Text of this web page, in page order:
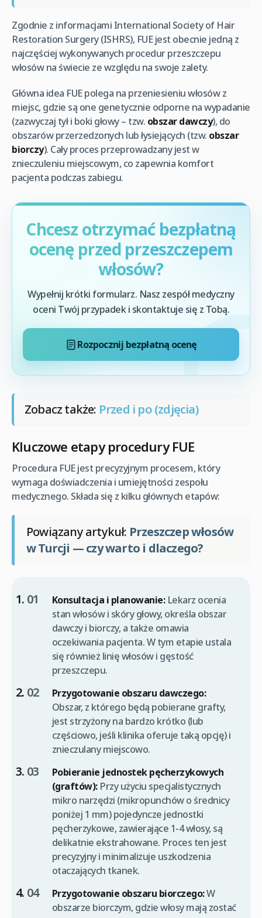
Zgodnie z informacjami International Society of Hair
Restoration Surgery (ISHRS), FUE jest obecnie jedną z
najczęściej wykonywanych procedur przeszczepu
włosów na świecie ze względu na swoje zalety.
Główna idea FUE polega na przeniesieniu włosów z
miejsc, gdzie są one genetycznie odporne na wypadanie
(zazwyczaj tył i boki głowy – tzw. obszar dawczy), do
obszarów przerzedzonych lub łysiejących (tzw. obszar
biorczy). Cały proces przeprowadzany jest w
znieczuleniu miejscowym, co zapewnia komfort
pacjenta podczas zabiegu.
Chcesz otrzymać bezpłatną
ocenę przed przeszczepem
włosów?
Wypełnij krótki formularz. Nasz zespół medyczny
oceni Twój przypadek i skontaktuje się z Tobą.
Rozpocznij bezpłatną ocenę
Zobacz także: Przed i po (zdjęcia)
Kluczowe etapy procedury FUE
Procedura FUE jest precyzyjnym procesem, który
wymaga doświadczenia i umiejętności zespołu
medycznego. Składa się z kilku głównych etapów:
Powiązany artykuł: Przeszczep włosów
w Turcji — czy warto i dlaczego?
Konsultacja i planowanie:Lekarz ocenia
stan włosów i skóry głowy, określa obszar
dawczy i biorczy, a także omawia
oczekiwania pacjenta. W tym etapie ustala
się również linię włosów i gęstość
przeszczepu.
Przygotowanie obszaru dawczego:
Obszar, z którego będą pobierane grafty,
jest strzyżony na bardzo krótko (lub
częściowo, jeśli klinika oferuje taką opcję) i
znieczulany miejscowo.
Pobieranie jednostek pęcherzykowych
(graftów):Przy użyciu specjalistycznych
mikro narzędzi (mikropunchów o średnicy
poniżej 1 mm) pojedyncze jednostki
pęcherzykowe, zawierające 1-4 włosy, są
delikatnie ekstrahowane. Proces ten jest
precyzyjny i minimalizuje uszkodzenia
otaczających tkanek.
Przygotowanie obszaru biorczego:W
obszarze biorczym, gdzie włosy mają zostać